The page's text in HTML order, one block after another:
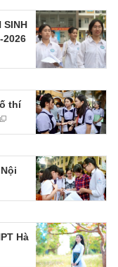
SINH
2026
thí
Hà